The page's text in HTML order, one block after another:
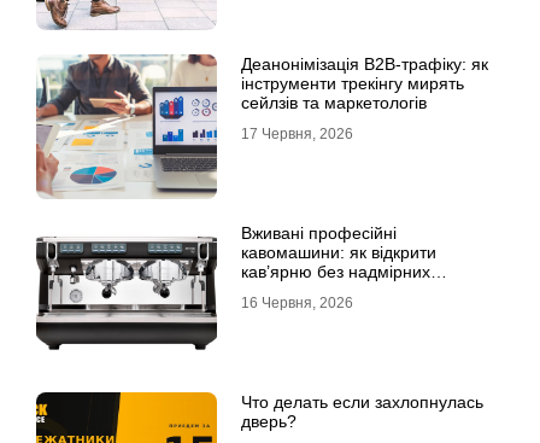
Деанонімізація B2B-трафіку: як
інструменти трекінгу мирять
сейлзів та маркетологів
17 Червня, 2026
Вживані професійні
кавомашини: як відкрити
кав’ярню без надмірних
16 Червня, 2026
Что делать если захлопнулась
дверь?